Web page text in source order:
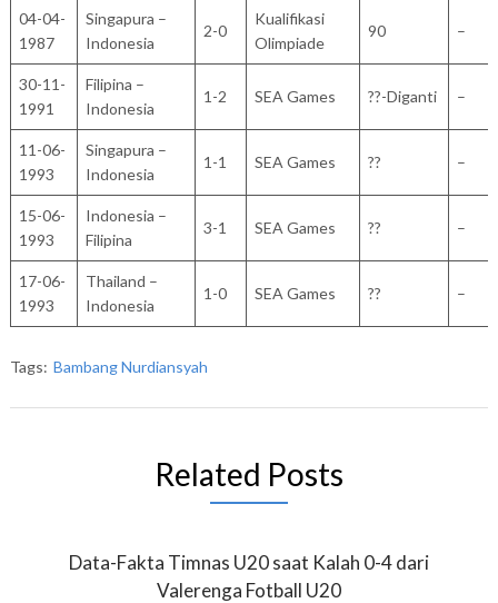
04-04-
1987
Singapura –
Indonesia
2-0
Kualifikasi
Olimpiade
90 –
30-11-
1991
Filipina –
Indonesia
1-2 SEA Games ??-Diganti –
11-06-
1993
Singapura –
Indonesia
1-1 SEA Games ?? –
15-06-
1993
Indonesia –
Filipina
3-1 SEA Games ?? –
17-06-
1993
Thailand –
Indonesia
1-0 SEA Games ?? –
Tags: Bambang Nurdiansyah
Related Posts
Data-Fakta Timnas U20 saat Kalah 0-4 dari
Valerenga Fotball U20